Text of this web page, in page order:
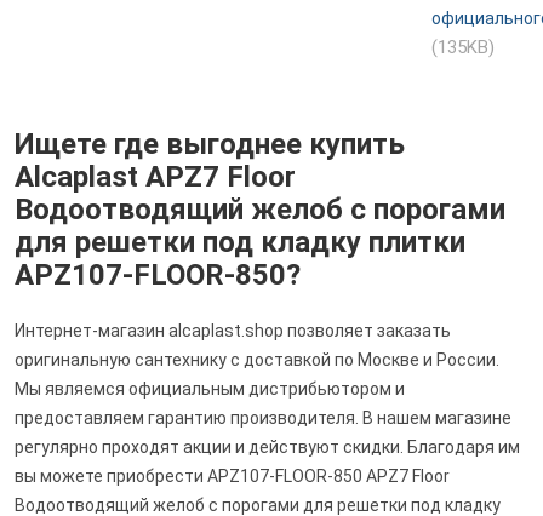
(135KB)
Ищете где выгоднее купить
Alcaplast APZ7 Floor
Водоотводящий желоб с порогами
для решетки под кладку плитки
APZ107-FLOOR-850?
Интернет-магазин alcaplast.shop позволяет заказать
оригинальную сантехнику с доставкой по Москве и России.
Мы являемся официальным дистрибьютором и
предоставляем гарантию производителя. В нашем магазине
регулярно проходят акции и действуют скидки. Благодаря им
вы можете приобрести APZ107-FLOOR-850 APZ7 Floor
Водоотводящий желоб с порогами для решетки под кладку